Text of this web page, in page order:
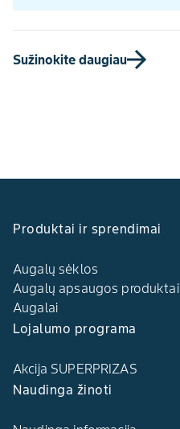
gerovės.
Sužinokite daugiau
Produktai ir sprendimai
Augalų sėklos
Augalų apsaugos produktai
Augalai
Lojalumo programa
Akcija SUPERPRIZAS
Naudinga žinoti